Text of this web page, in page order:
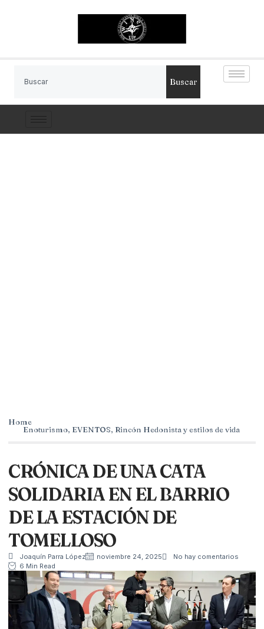
Buscar
Home
Enoturismo, EVENTOS, Rincón Hedonista y estilos de vida
CRÓNICA DE UNA CATA
SOLIDARIA EN EL BARRIO
DE LA ESTACIÓN DE
TOMELLOSO
Joaquín Parra López noviembre 24, 2025
No hay comentarios
6 Min Read